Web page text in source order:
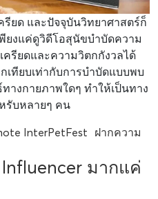
ยด และปัจจุบันวิทยาศาสตร์ก็
ยงแค่ดูวิดีโอสุนัขบำบัดความ
รียดและความวิตกกังวลได้
เทียบเท่ากับการบำบัดแบบพบ
างกายภาพใดๆ ทำให้เป็นทาง
รับหลายๆ คน
InterPetFest ฝากความ
มากแค่